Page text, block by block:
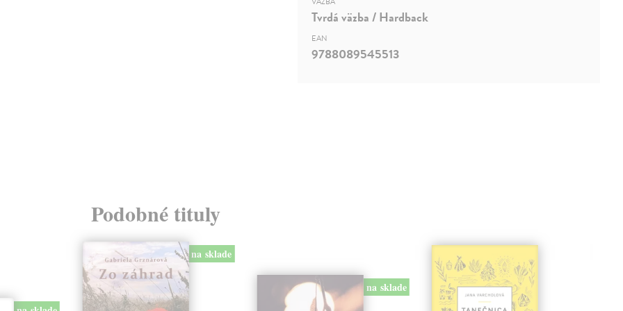
Tvrdá väzba / Hardback
EAN
9788089545513
Podobné tituly
na sklade
na sklade